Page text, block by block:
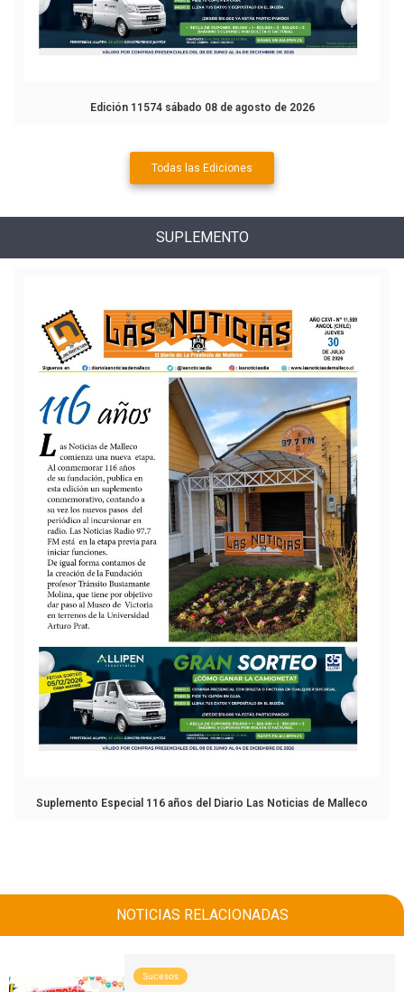
Edición 11574 sábado 08 de agosto de 2026
Todas las Ediciones
SUPLEMENTO
Suplemento Especial 116 años del Diario Las Noticias de Malleco
NOTICIAS RELACIONADAS
Sucesos